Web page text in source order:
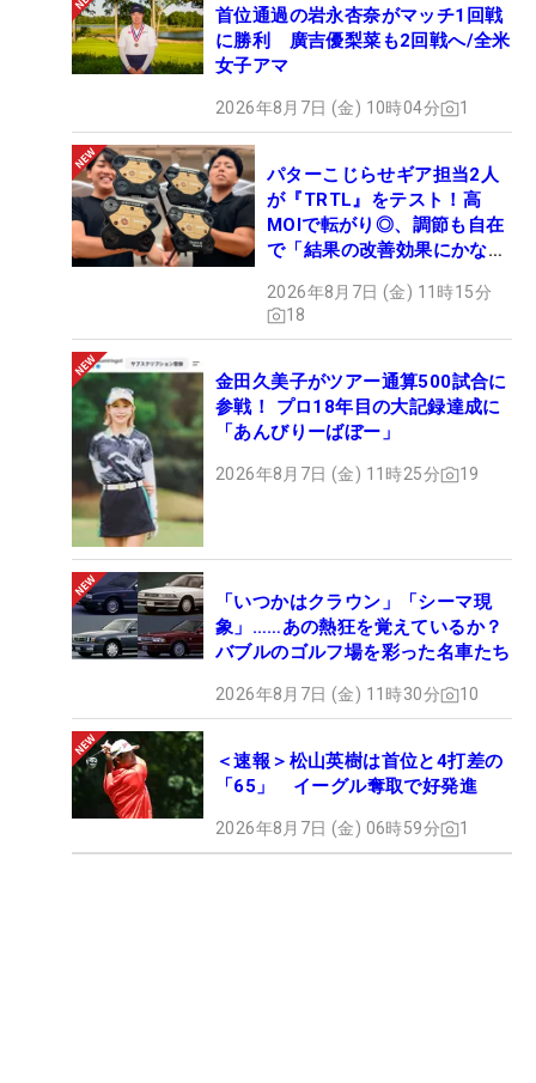
首位通過の岩永杏奈がマッチ1回戦
に勝利 廣吉優梨菜も2回戦へ/全米
女子アマ
2026年8月7日 (金) 10時04分 1
パターこじらせギア担当2人
が『TRTL』をテスト！高
MOIで転がり◎、調節も自在
で「結果の改善効果にかなり
2026年8月7日 (金) 11時15分
18
金田久美子がツアー通算500試合に
参戦！ プロ18年目の大記録達成に
「あんびりーばぼー」
2026年8月7日 (金) 11時25分 19
「いつかはクラウン」「シーマ現
象」……あの熱狂を覚えているか？
バブルのゴルフ場を彩った名車たち
2026年8月7日 (金) 11時30分 10
＜速報＞松山英樹は首位と4打差の
「65」 イーグル奪取で好発進
2026年8月7日 (金) 06時59分 1